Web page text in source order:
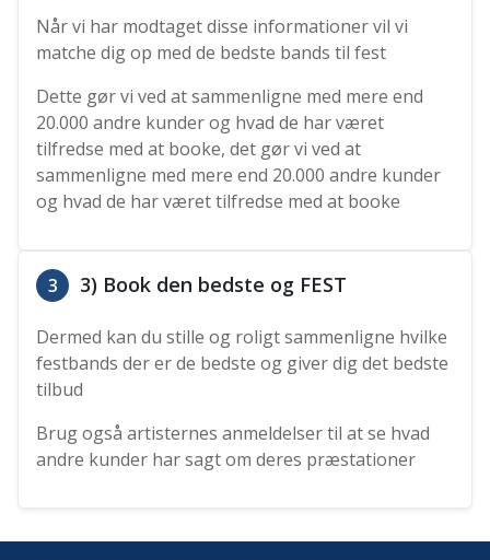
Når vi har modtaget disse informationer vil vi
matche dig op med de bedste bands til fest
Dette gør vi ved at sammenligne med mere end
20.000 andre kunder og hvad de har været
tilfredse med at booke, det gør vi ved at
sammenligne med mere end 20.000 andre kunder
og hvad de har været tilfredse med at booke
3 3) Book den bedste og FEST
Dermed kan du stille og roligt sammenligne hvilke
festbands der er de bedste og giver dig det bedste
tilbud
Brug også artisternes anmeldelser til at se hvad
andre kunder har sagt om deres præstationer